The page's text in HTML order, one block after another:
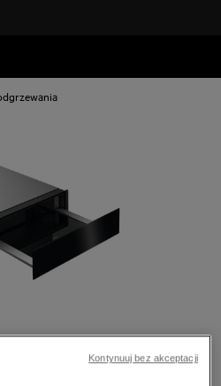
Kontynuuj bez akceptacji